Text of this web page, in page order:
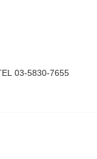
03-5830-7655